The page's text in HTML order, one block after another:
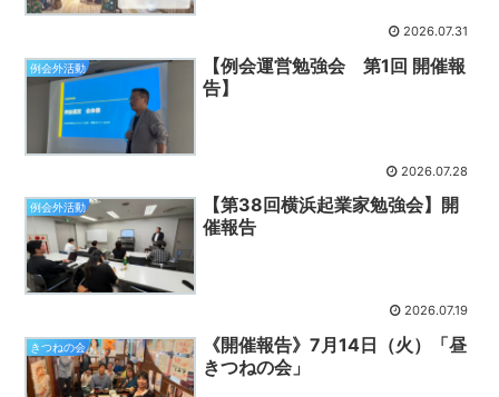
2026.07.31
例会外活動
【例会運営勉強会 第1回 開催報
告】
2026.07.28
例会外活動
【第38回横浜起業家勉強会】開
催報告
2026.07.19
きつねの会
《開催報告》7月14日（火）「昼
きつねの会」